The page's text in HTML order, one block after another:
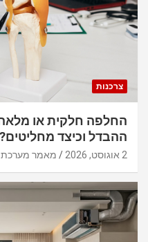
צרכנות
החלפה חלקית או
ההבדל וכיצד מחליטים?
2 אוגוסט, 2026 מאמר מערכת